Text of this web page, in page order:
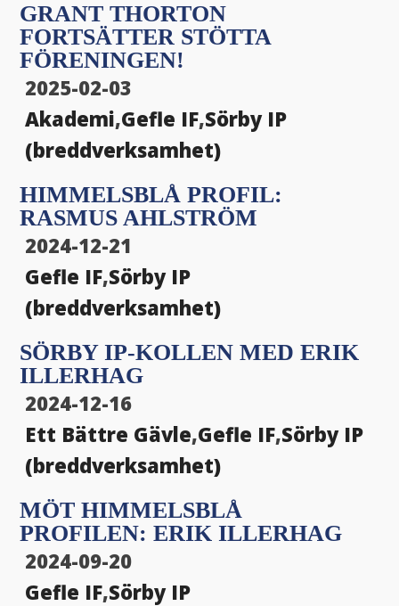
GRANT THORTON
FORTSÄTTER STÖTTA
FÖRENINGEN!
2025-02-03
Akademi,Gefle IF,Sörby IP
(breddverksamhet)
HIMMELSBLÅ PROFIL:
RASMUS AHLSTRÖM
2024-12-21
Gefle IF,Sörby IP
(breddverksamhet)
SÖRBY IP-KOLLEN MED ERIK
ILLERHAG
2024-12-16
Ett Bättre Gävle,Gefle IF,Sörby IP
(breddverksamhet)
MÖT HIMMELSBLÅ
PROFILEN: ERIK ILLERHAG
2024-09-20
Gefle IF,Sörby IP